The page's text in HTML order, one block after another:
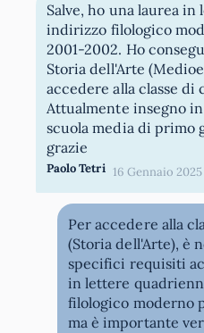
Salve, ho una laurea
indirizzo filologico
2001-2002. Ho conseguito due
Storia dell'Arte
accedere alla classe di
Attualmente insegno
scuola media di primo
grazie
Paolo Tetri 16 Gennaio 2025
Per accedere alla
(Storia dell'Arte), è
specifici requisiti
in lettere
filologico moderno
ma è importante